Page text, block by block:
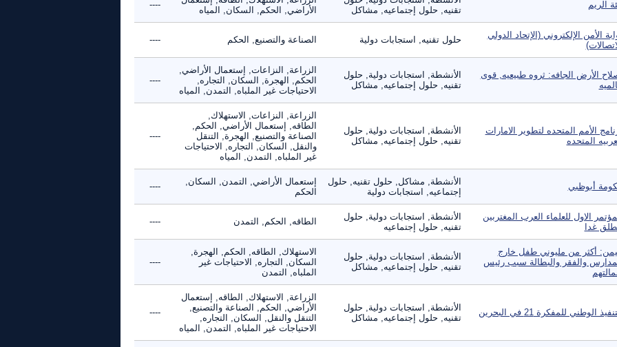
الريم
تقنيه, حلول إجتماعيه, مشاكل
الأراضي, الحكم, السكان, المياه
----
الأمن الإلكتروني (الإتحاد الدولي
حلول تقنيه, استجابات دولية الصناعة والتصنيع, الحكم ----
الأرض الجافه: ثروه طبيعيه, قوى
الأنشطة, استجابات دولية, حلول
تقنيه, حلول إجتماعيه, مشاكل
الزراعة, النزاعات, إستعمال الأراضي,
الحكم, الهجرة, السكان, التجاره,
الاحتياجات غير الملباه, التمدن, المياه
----
الأمم المتحده لتطوير الامارات
المتحده
الأنشطة, استجابات دولية, حلول
تقنيه, حلول إجتماعيه, مشاكل
الزراعة, النزاعات, الاستهلاك,
الطاقه, إستعمال الأراضي, الحكم,
الصناعة والتصنيع, الهجرة, التنقل
والنقل, السكان, التجاره, الاحتياجات
غير الملباه, التمدن, المياه
----
أبوظبي
الأنشطة, مشاكل, حلول تقنيه, حلول
إجتماعيه, استجابات دولية
إستعمال الأراضي, التمدن, السكان,
الحكم
----
الاول للعلماء العرب المغتربين
غدا
الأنشطة, استجابات دولية, حلول
تقنيه, حلول إجتماعيه
الطاقه, الحكم, التمدن ----
أكثر من مليوني طفل خارج
والفقر والبطالة سبب رئيس
الأنشطة, استجابات دولية, حلول
تقنيه, حلول إجتماعيه, مشاكل
الاستهلاك, الطاقه, الحكم, الهجرة,
السكان, التجاره, الاحتياجات غير
الملباه, التمدن
----
الوطني للمفكرة 21 في البحرين
الأنشطة, استجابات دولية, حلول
تقنيه, حلول إجتماعيه, مشاكل
الزراعة, الاستهلاك, الطاقه, إستعمال
الأراضي, الحكم, الصناعة والتصنيع,
التنقل والنقل, السكان, التجاره,
الاحتياجات غير الملباه, التمدن, المياه
----